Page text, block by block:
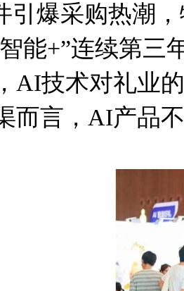
爆采购热潮，
+”连续第三年
AI技术对礼业
而言，AI产品